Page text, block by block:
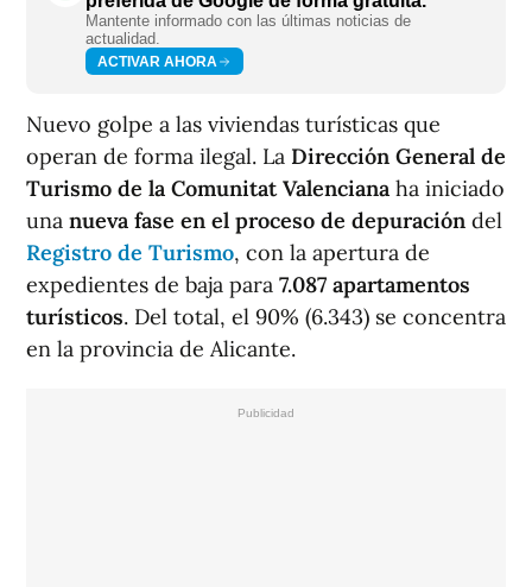
Mantente informado con las últimas noticias de
actualidad.
ACTIVAR AHORA
Nuevo golpe a las viviendas turísticas que
operan de forma ilegal. La Dirección General de
Turismo de la Comunitat Valenciana ha iniciado
una nueva fase en el proceso de depuración del
Registro de Turismo, con la apertura de
expedientes de baja para 7.087 apartamentos
turísticos. Del total, el 90% (6.343) se concentra
en la provincia de Alicante.